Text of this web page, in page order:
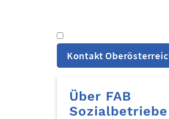
Kontakt
Über FAB
Sozialbetriebe